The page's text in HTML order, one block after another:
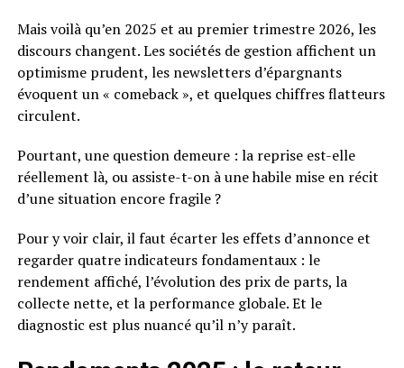
Mais voilà qu’en 2025 et au premier trimestre 2026, les
discours changent. Les sociétés de gestion affichent un
optimisme prudent, les newsletters d’épargnants
évoquent un « comeback », et quelques chiffres flatteurs
circulent.
Pourtant, une question demeure : la reprise est-elle
réellement là, ou assiste-t-on à une habile mise en récit
d’une situation encore fragile ?
Pour y voir clair, il faut écarter les effets d’annonce et
regarder quatre indicateurs fondamentaux : le
rendement affiché, l’évolution des prix de parts, la
collecte nette, et la performance globale. Et le
diagnostic est plus nuancé qu’il n’y paraît.